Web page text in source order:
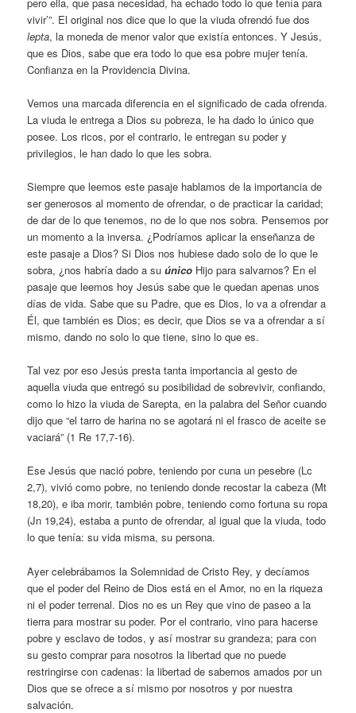
vivir’”. El original nos dice que lo que la viuda ofrendó fue dos
lepta, la moneda de menor valor que existía entonces. Y Jesús,
que es Dios, sabe que era todo lo que esa pobre mujer tenía.
Confianza en la Providencia Divina.
Vemos una marcada diferencia en el significado de cada ofrenda.
La viuda le entrega a Dios su pobreza, le ha dado lo único que
posee. Los ricos, por el contrario, le entregan su poder y
privilegios, le han dado lo que les sobra.
Siempre que leemos este pasaje hablamos de la importancia de
ser generosos al momento de ofrendar, o de practicar la caridad;
de dar de lo que tenemos, no de lo que nos sobra. Pensemos por
un momento a la inversa. ¿Podríamos aplicar la enseñanza de
este pasaje a Dios? Si Dios nos hubiese dado solo de lo que le
sobra, ¿nos habría dado a suúnico Hijo para salvarnos? En el
pasaje que leemos hoy Jesús sabe que le quedan apenas unos
días de vida. Sabe que su Padre, que es Dios, lo va a ofrendar a
Él, que también es Dios; es decir, que Dios se va a ofrendar a sí
mismo, dando no solo lo que tiene, sino lo que es.
Tal vez por eso Jesús presta tanta importancia al gesto de
aquella viuda que entregó su posibilidad de sobrevivir, confiando,
como lo hizo la viuda de Sarepta, en la palabra del Señor cuando
dijo que “el tarro de harina no se agotará ni el frasco de aceite se
vaciará” (1 Re 17,7-16).
Ese Jesús que nació pobre, teniendo por cuna un pesebre (Lc
2,7), vivió como pobre, no teniendo donde recostar la cabeza (Mt
18,20), e iba morir, también pobre, teniendo como fortuna su ropa
(Jn 19,24), estaba a punto de ofrendar, al igual que la viuda, todo
lo que tenía: su vida misma, su persona.
Ayer celebrábamos la Solemnidad de Cristo Rey, y decíamos
que el poder del Reino de Dios está en el Amor, no en la riqueza
ni el poder terrenal. Dios no es un Rey que vino de paseo a la
tierra para mostrar su poder. Por el contrario, vino para hacerse
pobre y esclavo de todos, y así mostrar su grandeza; para con
su gesto comprar para nosotros la libertad que no puede
restringirse con cadenas: la libertad de sabernos amados por un
Dios que se ofrece a sí mismo por nosotros y por nuestra
salvación.